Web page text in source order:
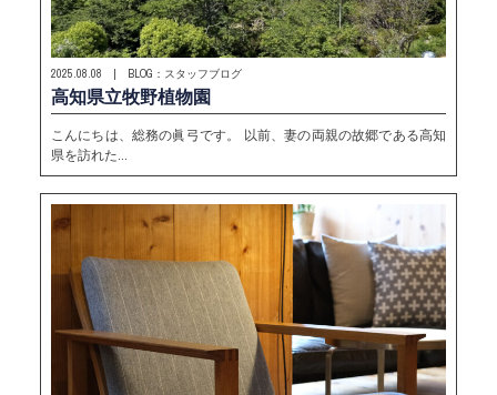
2025.08.08 | BLOG：スタッフブログ
高知県立牧野植物園
こんにちは、総務の眞弓です。 以前、妻の両親の故郷である高知
県を訪れた…